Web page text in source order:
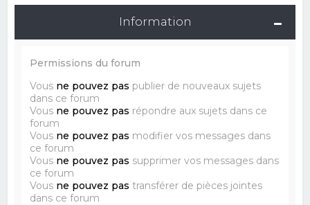
Information
Permissions du forum
Vous ne pouvez pas publier de nouveaux sujets
dans ce forum
Vous ne pouvez pas répondre aux sujets dans ce
forum
Vous ne pouvez pas modifier vos messages dans
ce forum
Vous ne pouvez pas supprimer vos messages dans
ce forum
Vous ne pouvez pas transférer de pièces jointes
dans ce forum